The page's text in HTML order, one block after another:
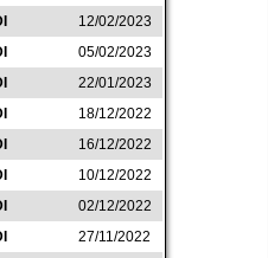
12/02/2023
05/02/2023
22/01/2023
18/12/2022
16/12/2022
10/12/2022
02/12/2022
27/11/2022